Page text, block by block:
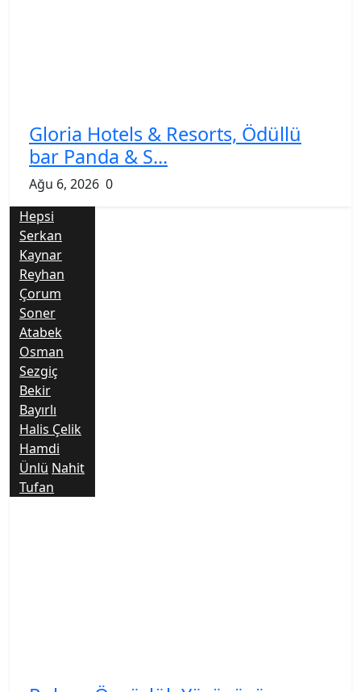
Gloria Hotels & Resorts, Ödüllü
bar Panda & S...
Ağu 6, 2026 0
Hepsi
Serkan
Kaynar
Reyhan
Çorum
Soner
Atabek
Osman
Sezgiç
Bekir
Bayırlı
Halis Çelik
Hamdi
Ünlü Nahit
Tufan